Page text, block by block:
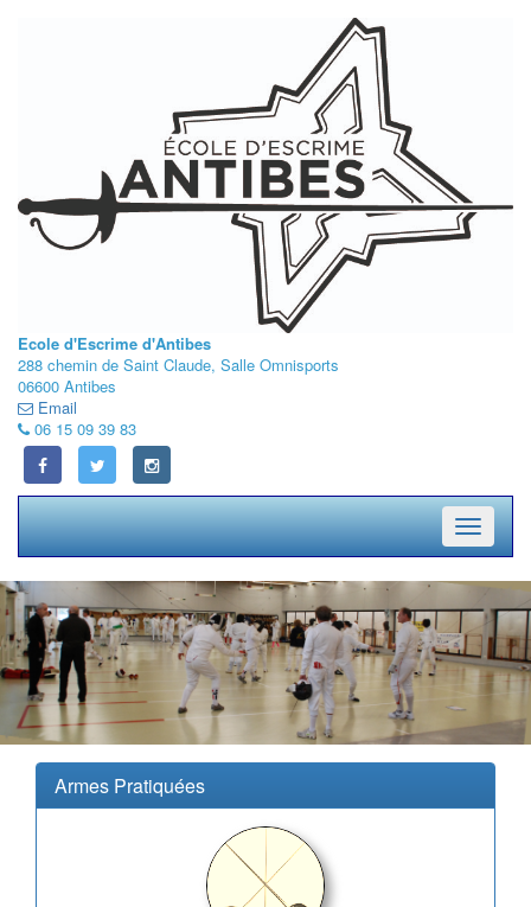
Ecole d'Escrime d'Antibes
288 chemin de Saint Claude, Salle Omnisports
06600 Antibes
Email
06 15 09 39 83
Toggle
Armes Pratiquées